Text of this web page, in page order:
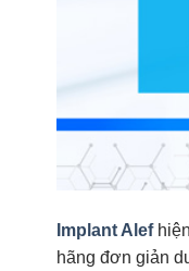
Implant Alef
hãng đơn giản